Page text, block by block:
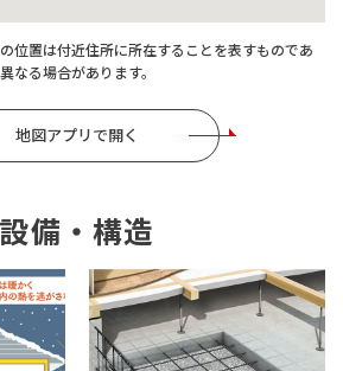
位置は付近住所に所在することを表すものであ
なる場合があります。
地図アプリで開く
設備・構造